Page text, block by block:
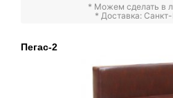
* Можем сделать в
* Доставка:
Пегас-2